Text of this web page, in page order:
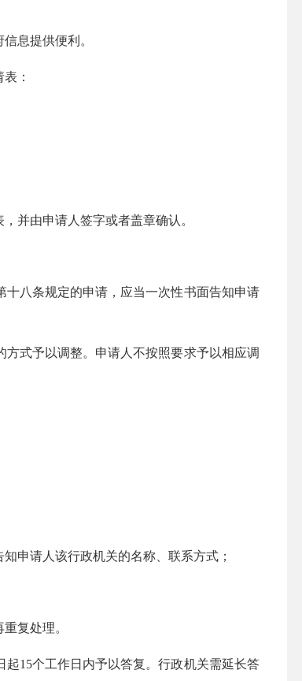
息提供便利。
：
并由申请人签字或者盖章确认。
八条规定的申请，应当一次性书面告知申请
式予以调整。申请人不按照要求予以相应调
申请人该行政机关的名称、联系方式；
复处理。
15个工作日内予以答复。行政机关需延长答